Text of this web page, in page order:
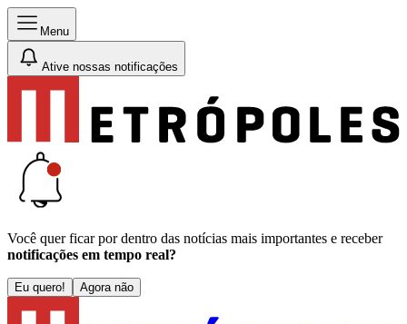
Menu
Ative nossas notificações
Você quer ficar por dentro das notícias mais importantes e receber
notificações em tempo real?
Eu quero! Agora não